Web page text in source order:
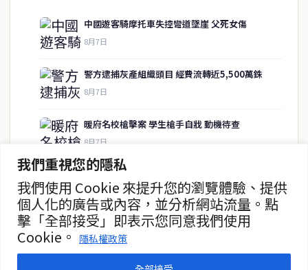
我們重視您的隱私
我們使用 Cookie 來提升您的瀏覽體驗、提供
個人化的廣告或內容，並分析網站流量。點
擊「全部接受」即表示您同意我們使用
Cookie。
隱私權政策
中國遊客騎摩托車失控彎道墜崖 父死女傷
8月7日
警方逮捕灰產組織頭目 經費流轉近5,500萬銖
8月7日
暖府名校槍擊案 學生槍手自戕 動機待查
8月7日
暖武里名校發生槍擊案 2死15傷
8月7日
MotoGP官宣泰國連續三年辦開幕戰
8月7日
房地產
聯絡資訊
歡迎來信洽詢合作事宜
或提供新聞線索
service@thaichinesenews.com